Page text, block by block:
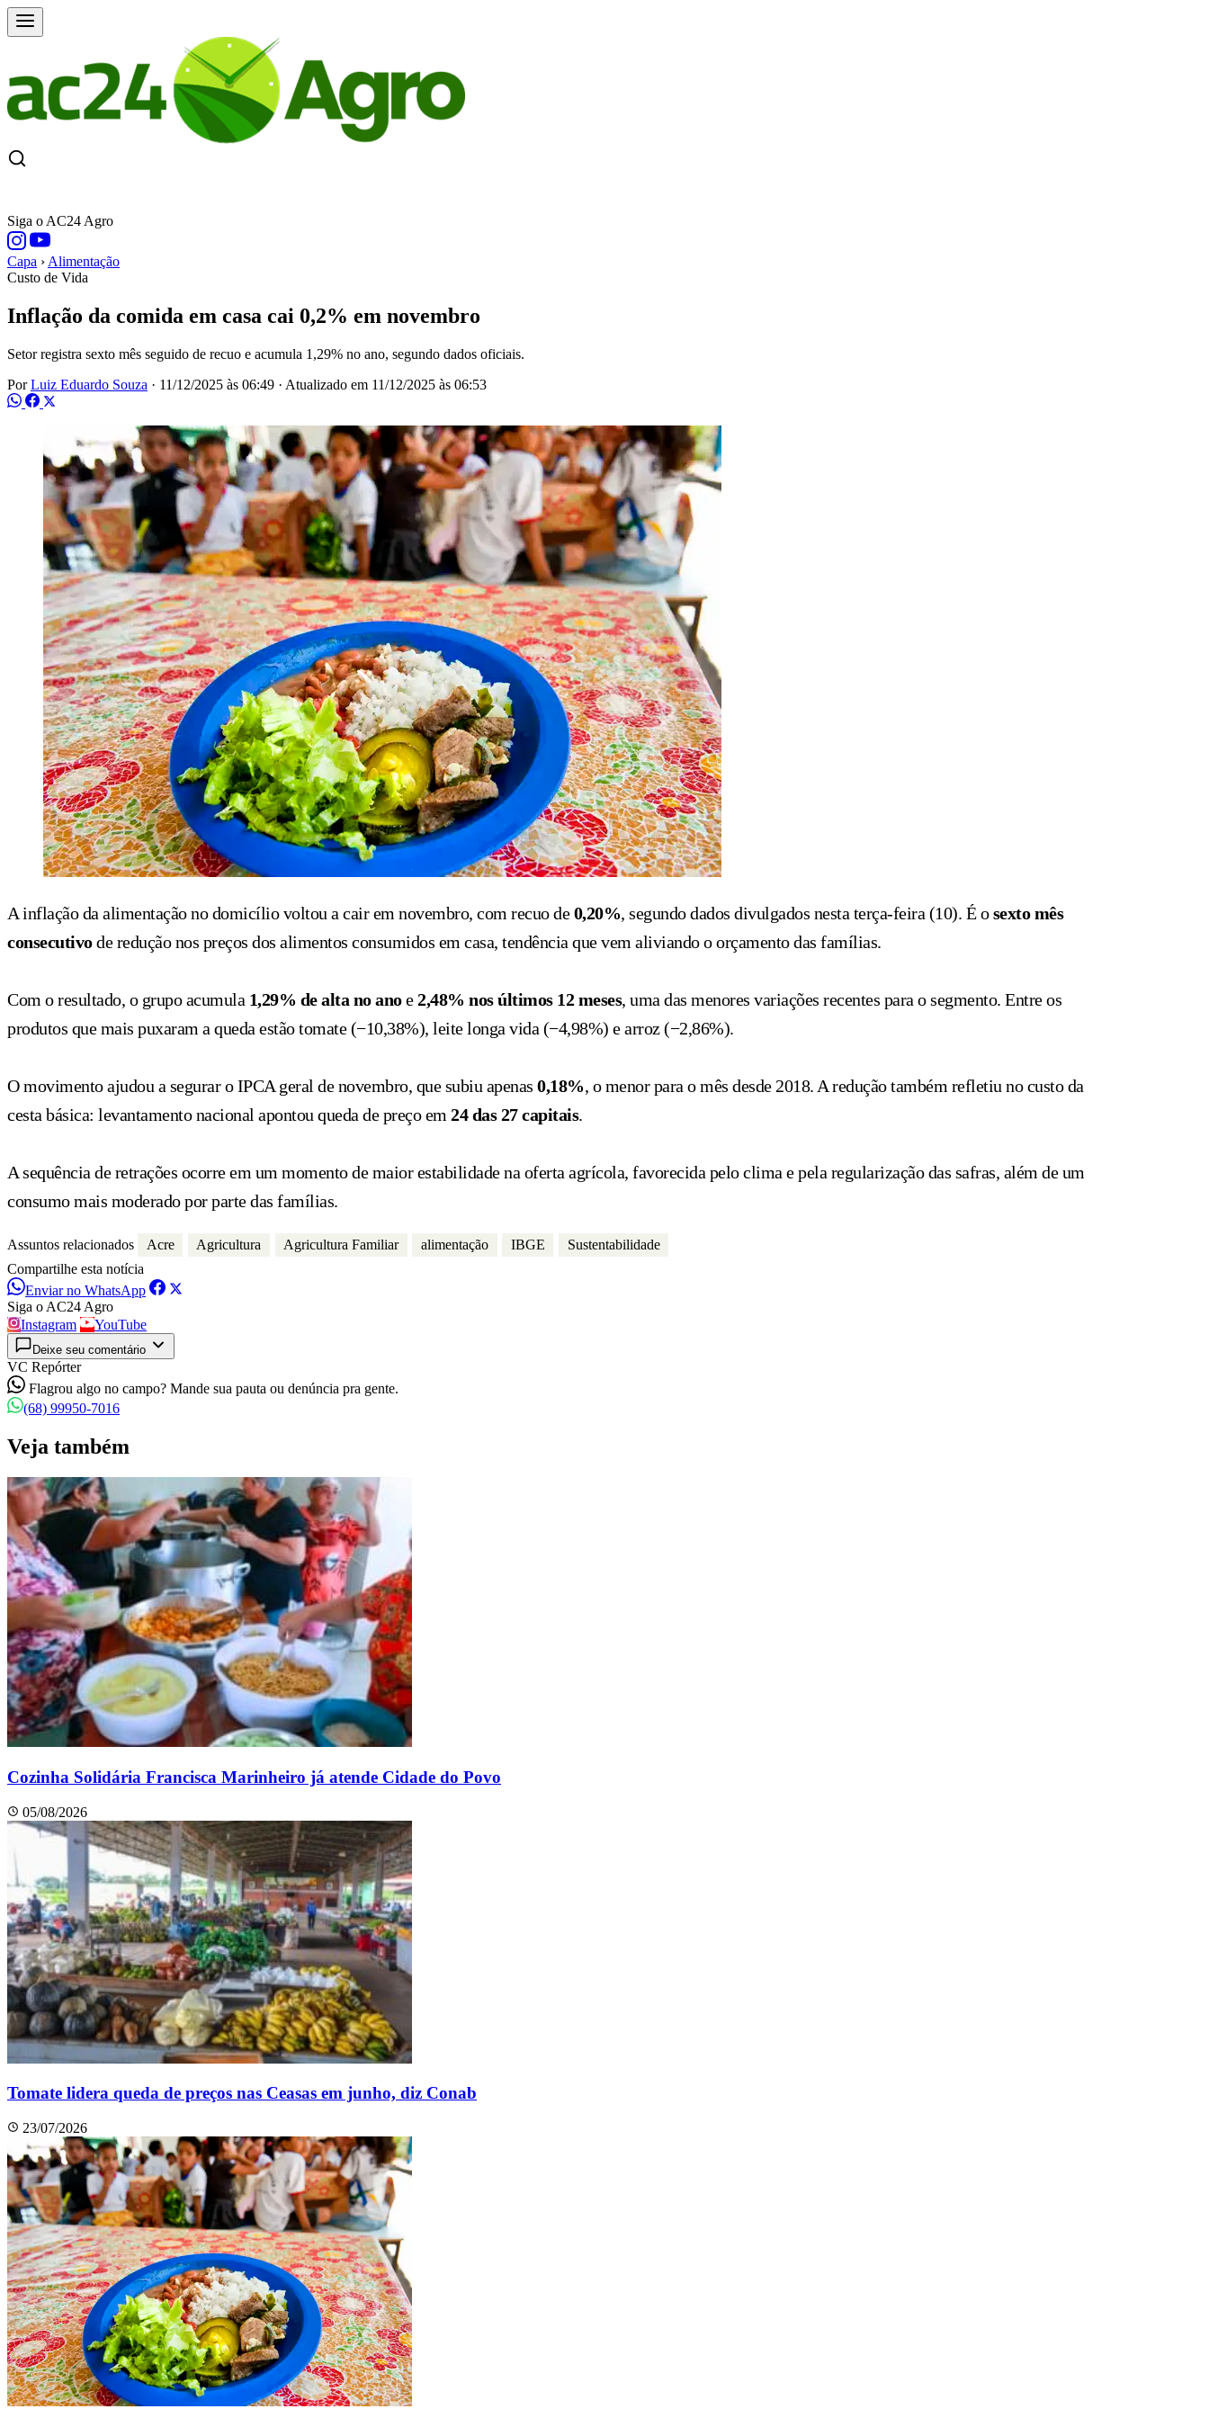
Siga o AC24 Agro
Capa › Alimentação
Custo de Vida
Inflação da comida em casa cai 0,2% em novembro
Setor registra sexto mês seguido de recuo e acumula 1,29% no ano, segundo dados oficiais.
PorLuiz Eduardo Souza · 11/12/2025 às 06:49 · Atualizado em 11/12/2025 às 06:53
A inflação da alimentação no domicílio voltou a cair em novembro, com recuo de0,20%, segundo dados divulgados nesta terça-feira (10). É osexto mês
consecutivode redução nos preços dos alimentos consumidos em casa, tendência que vem aliviando o orçamento das famílias.
Com o resultado, o grupo acumula 1,29% de alta no anoe2,48% nos últimos 12 meses, uma das menores variações recentes para o segmento. Entre os
produtos que mais puxaram a queda estão tomate (−10,38%), leite longa vida (−4,98%) e arroz (−2,86%).
O movimento ajudou a segurar o IPCA geral de novembro, que subiu apenas 0,18%, o menor para o mês desde 2018. A redução também refletiu no custo da
cesta básica: levantamento nacional apontou queda de preço em 24 das 27 capitais.
A sequência de retrações ocorre em um momento de maior estabilidade na oferta agrícola, favorecida pelo clima e pela regularização das safras, além de um
consumo mais moderado por parte das famílias.
Assuntos relacionados Acre Agricultura Agricultura Familiar alimentação IBGE
Sustentabilidade
Compartilhe esta notícia
Enviar no WhatsApp
Siga o AC24 Agro
Instagram
YouTube
Deixe seu comentário
VC Repórter
Flagrou algo no campo? Mande sua pauta ou denúncia pra gente.
(68) 99950-7016
Veja também
Cozinha Solidária Francisca Marinheiro já atende Cidade do Povo
05/08/2026
Tomate lidera queda de preços nas Ceasas em junho, diz Conab
23/07/2026